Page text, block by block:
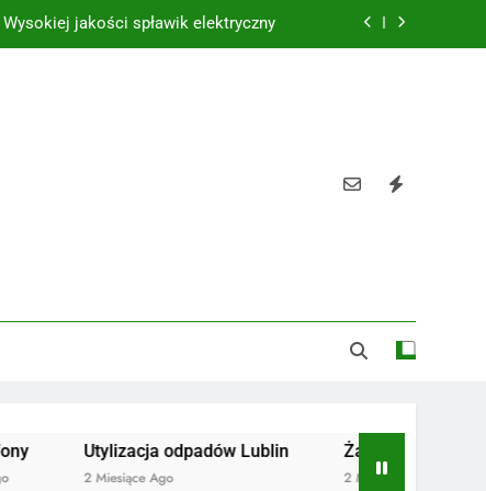
Wysokiej jakości spławik elektryczny
Utylizacja odpadów Lublin
2 Miesiące Ago
Żaluzje drewniane Poznań
2 Miesiące Ago